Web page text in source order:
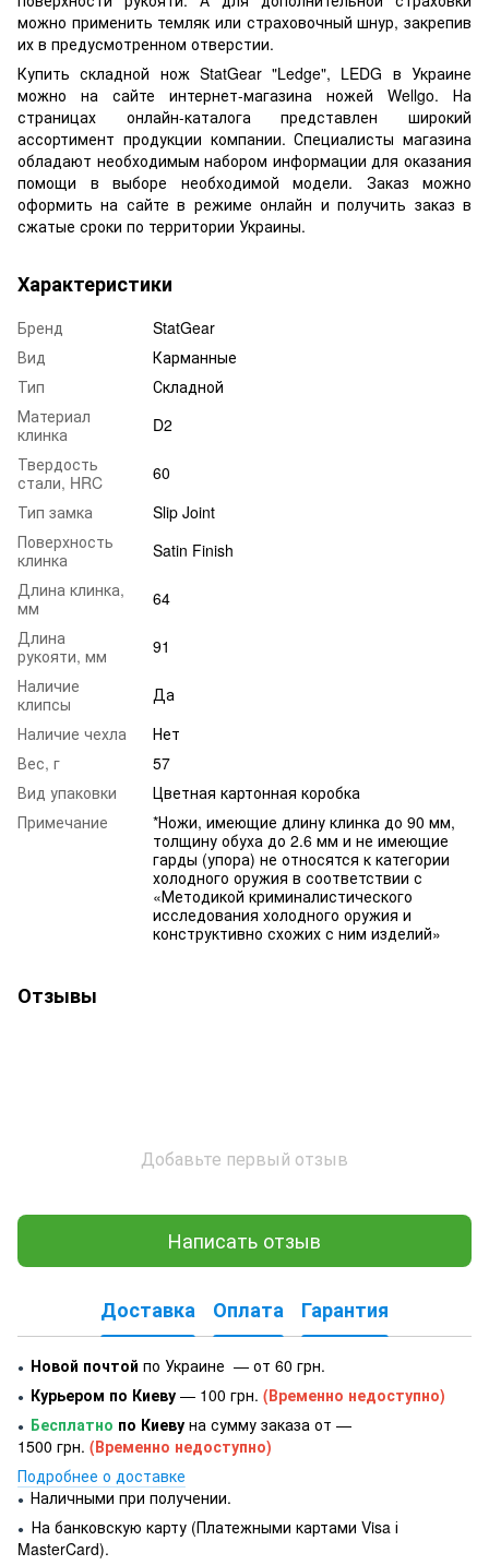
можно применить темляк или страховочный шнур, закрепив
их в предусмотренном отверстии.
Купить складной нож StatGear "Ledge", LEDG в Украине
можно на сайте интернет-магазина ножей Wellgo. На
страницах онлайн-каталога представлен широкий
ассортимент продукции компании. Специалисты магазина
обладают необходимым набором информации для оказания
помощи в выборе необходимой модели. Заказ можно
оформить на сайте в режиме онлайн и получить заказ в
сжатые сроки по территории Украины.
Характеристики
Бренд
StatGear
Вид
Карманные
Тип
Складной
Материал
клинка
D2
Твердость
стали, HRC
60
Тип замка
Slip Joint
Поверхность
клинка
Satin Finish
Длина клинка,
мм
64
Длина
рукояти, мм
91
Наличие
клипсы
Да
Наличие чехла
Нет
Вес, г
57
Вид упаковки
Цветная картонная коробка
Примечание
*Ножи, имеющие длину клинка до 90 мм,
толщину обуха до 2.6 мм и не имеющие
гарды (упора) не относятся к категории
холодного оружия в соответствии с
«Методикой криминалистического
исследования холодного оружия и
конструктивно схожих с ним изделий»
Отзывы
Добавьте первый отзыв
Написать отзыв
Доставка Оплата Гарантия
● Новой почтой по Украине — от 60 грн.
● Курьером по Киеву — 100 грн. (Временно недоступно)
● Бесплатно по Киеву на сумму заказа от —
1500 грн. (Временно недоступно)
Подробнее о доставке
● Наличными при получении.
● На банковскую карту (Платежными картами Visa і
MasterCard).